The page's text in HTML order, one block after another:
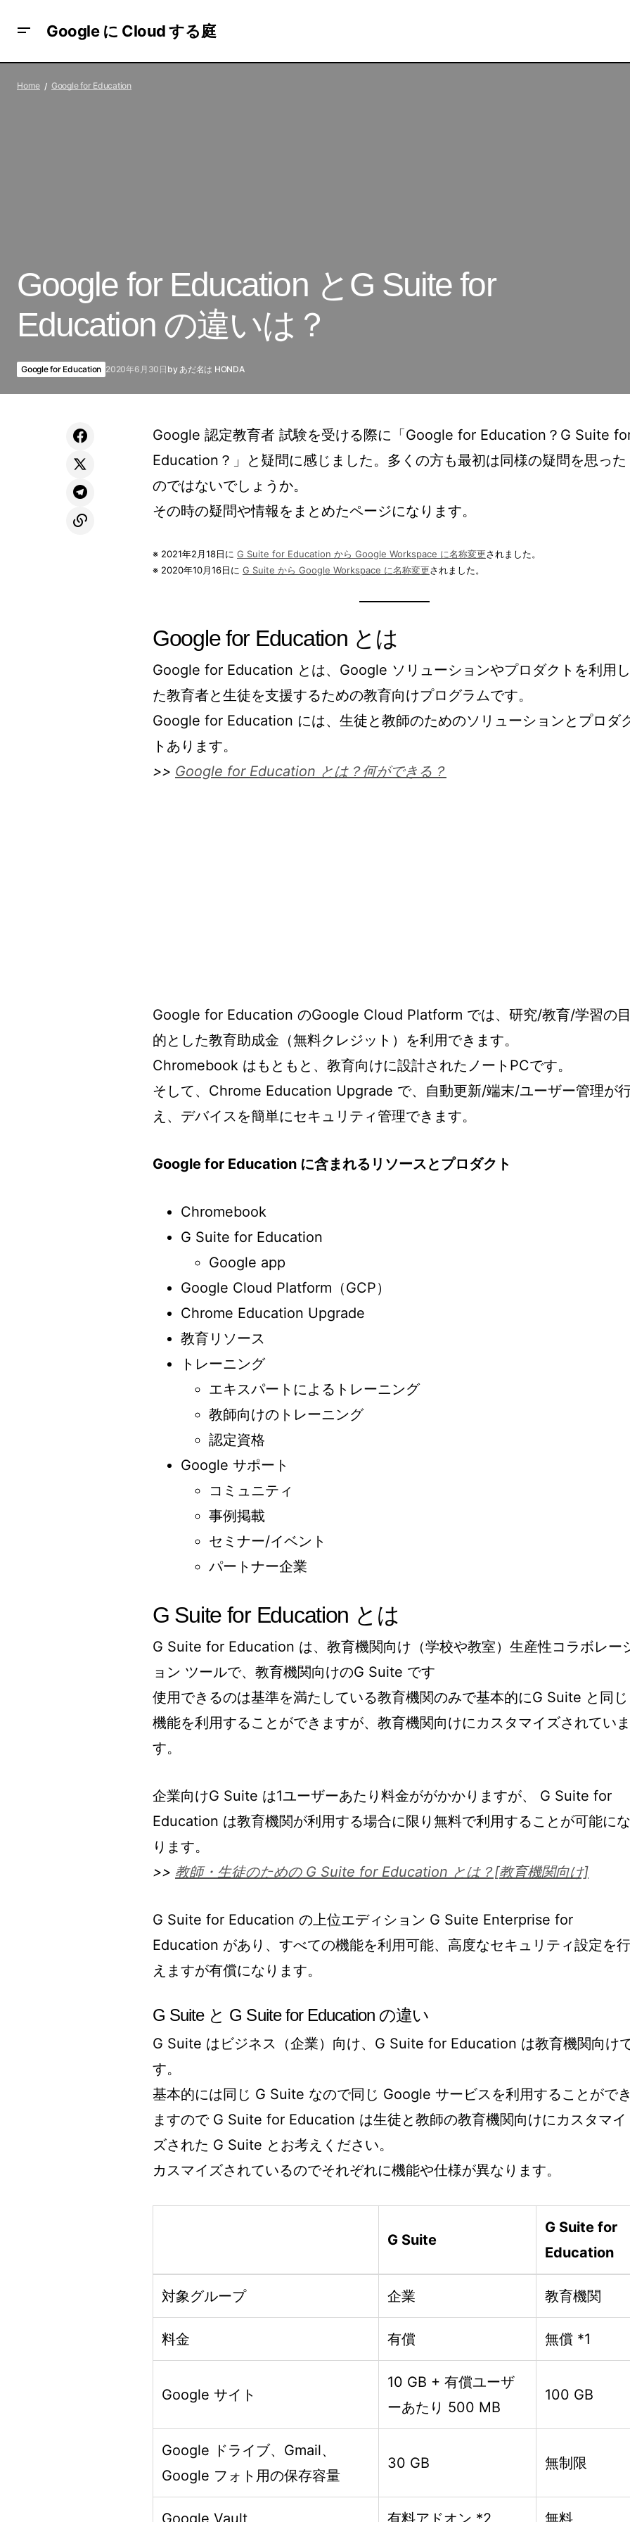
Google に Cloud する庭
を活用した 広告効果の最大化とは
Home Google for Education
Google for Education とG Suite for
Education の違いは？
Google for Education 2020年6月30日 by あだ名は HONDA
Google 認定教育者 試験を受ける際に「Google for Education？G Suite
Education？」と疑問に感じました。多くの方も最初は同様の疑問を思った
のではないでしょうか。
その時の疑問や情報をまとめたページになります。
※ 2021年2月18日に G Suite for Education から Google Workspace に名称変更されました。
※ 2020年10月16日に G Suite から Google Workspace に名称変更されました。
Google for Education とは
Google for Education とは、Google ソリューションやプロダクトを利用し
た教育者と生徒を支援するための教育向けプログラムです。
Google for Education には、生徒と教師のためのソリューションとプロダ
トあります。
>> Google for Education とは？何ができる？
Google for Education のGoogle Cloud Platform では、研究/教育/学習の目
的とした教育助成金（無料クレジット）を利用できます。
Chromebook はもともと、教育向けに設計されたノートPCです。
そして、Chrome Education Upgrade で、自動更新/端末/ユーザー管理が
え、デバイスを簡単にセキュリティ管理できます。
Google for Education に含まれるリソースとプロダクト
Chromebook
G Suite for Education
Google app
Google Cloud Platform（GCP）
Chrome Education Upgrade
教育リソース
トレーニング
エキスパートによるトレーニング
教師向けのトレーニング
認定資格
Google サポート
コミュニティ
事例掲載
セミナー/イベント
パートナー企業
G Suite for Education とは
G Suite for Education は、教育機関向け（学校や教室）生産性コラボレー
ョン ツールで、教育機関向けのG Suite です
使用できるのは基準を満たしている教育機関のみで基本的にG Suite と同じ
機能を利用することができますが、教育機関向けにカスタマイズされていま
す。
企業向けG Suite は1ユーザーあたり料金ががかかりますが、 G Suite for
Education は教育機関が利用する場合に限り無料で利用することが可能にな
ります。
>> 教師・生徒のための G Suite for Education とは？[教育機関向け]
G Suite for Education の上位エディション G Suite Enterprise for
Education があり、すべての機能を利用可能、高度なセキュリティ設定を行
えますが有償になります。
G Suite と G Suite for Education の違い
G Suite はビジネス（企業）向け、G Suite for Education は教育機関向け
す。
基本的には同じ G Suite なので同じ Google サービスを利用することができ
ますので G Suite for Education は生徒と教師の教育機関向けにカスタマイ
ズされた G Suite とお考えください。
カスマイズされているのでそれぞれに機能や仕様が異なります。
G Suite
G Suite for
Education
対象グループ 企業 教育機関
料金 有償 無償 *1
Google サイト
10 GB + 有償ユーザ
ーあたり 500 MB
100 GB
Google ドライブ、Gmail、
Google フォト用の保存容量
30 GB 無制限
Google Vault 有料アドオン *2 無料